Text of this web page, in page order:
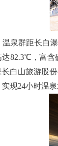
温泉群距长白
达82.3℃，富含
长白山旅游股
实现24小时温泉